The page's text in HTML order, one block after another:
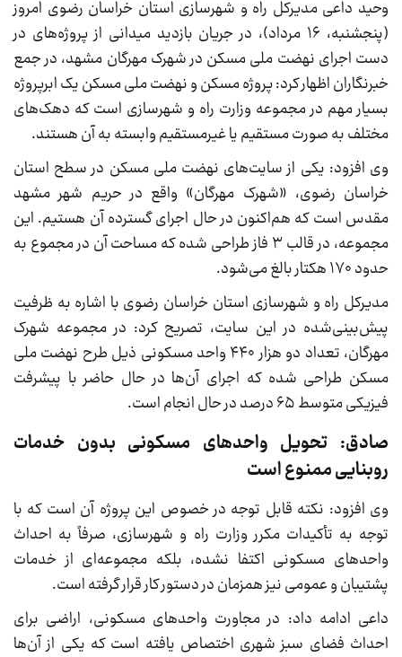
وحید داعی مدیرکل راه و شهرسازی استان خراسان رضوی امروز
(پنجشنبه، ۱۶ مرداد)، در جریان بازدید میدانی از پروژه‌های در
دست اجرای نهضت ملی مسکن در شهرک مهرگان مشهد، در جمع
خبرنگاران اظهار کرد: پروژه مسکن و نهضت ملی مسکن یک ابرپروژه
بسیار مهم در مجموعه وزارت راه و شهرسازی است که دهک‌های
مختلف به صورت مستقیم یا غیرمستقیم وابسته به آن هستند.
وی افزود: یکی از سایت‌های نهضت ملی مسکن در سطح استان
خراسان رضوی، «شهرک مهرگان» واقع در حریم شهر مشهد
مقدس است که هم‌اکنون در حال اجرای گسترده آن هستیم. این
مجموعه، در قالب ۳ فاز طراحی شده که مساحت آن در مجموع به
حدود ۱۷۰ هکتار بالغ می‌شود.
مدیرکل راه و شهرسازی استان خراسان رضوی با اشاره به ظرفیت
پیش‌بینی‌شده در این سایت، تصریح کرد: در مجموعه شهرک
مهرگان، تعداد دو هزار ۴۴۰ واحد مسکونی ذیل طرح نهضت ملی
مسکن طراحی شده که اجرای آن‌ها در حال حاضر با پیشرفت
فیزیکی متوسط ۶۵ درصد در حال انجام است.
صادق: تحویل واحدهای مسکونی بدون خدمات
روبنایی ممنوع است
وی افزود: نکته قابل توجه در خصوص این پروژه آن است که با
توجه به تأکیدات مکرر وزارت راه و شهرسازی، صرفاً به احداث
واحدهای مسکونی اکتفا نشده، بلکه مجموعه‌ای از خدمات
پشتیبان و عمومی نیز همزمان در دستور کار قرار گرفته است.
داعی ادامه داد: در مجاورت واحدهای مسکونی، اراضی برای
احداث فضای سبز شهری اختصاص یافته است که یکی از آن‌ها